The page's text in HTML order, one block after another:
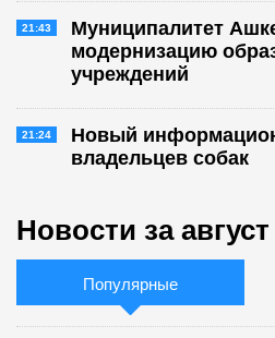
21:43
Муниципалитет
модернизацию
учреждений
21:24
Новый
владельцев собак
Новости за август
Популярные